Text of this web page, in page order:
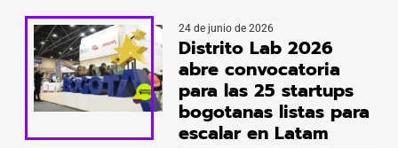
brazo de inversión en startups del grupo
Credicorp. Hoy la compañía tiene 66
empleados, factura US$8,4 millones
anualizados y mueve más de US$33 mil
millones en […]
24 de junio de 2026
Distrito Lab 2026
abre convocatoria
para las 25 startups
bogotanas listas para
escalar en Latam